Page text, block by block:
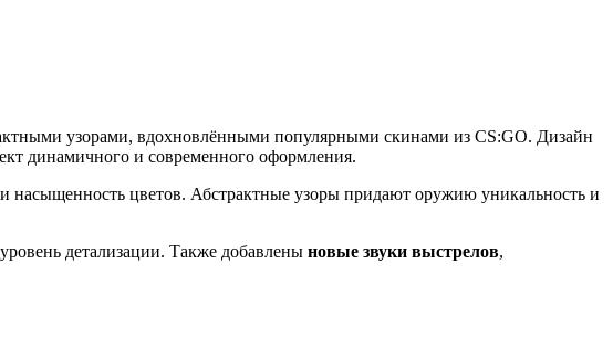
узорами, вдохновлёнными популярными скинами из CS:GO. Дизайн
динамичного и современного оформления.
и насыщенность цветов. Абстрактные узоры придают оружию уникальность и
детализации. Также добавлены новые звуки выстрелов,